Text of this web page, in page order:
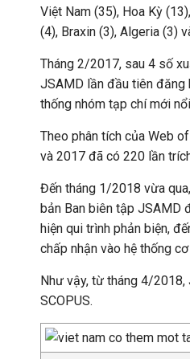
Việt Nam (35), Hoa Kỳ
(4), Braxin (3), Algeria (3)
Tháng 2/2017, sau 4 số
JSAMD lần đầu tiên đăng
thống nhóm tạp chí mới
Theo phân tích của Web
và 2017 đã có 220 lần
Đến tháng 1/2018 vừa
bản Ban biên tập JSAMD
hiện qui trình phản biện,
chấp nhận vào hệ thống
Như vậy, từ tháng 4/
SCOPUS.